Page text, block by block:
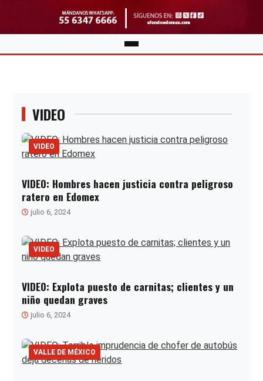
VIDEO
VIDEO
VIDEO: Hombres hacen justicia contra peligroso
ratero en Edomex
julio 6, 2024
VIDEO
VIDEO: Explota puesto de carnitas; clientes y un
niño quedan graves
julio 6, 2024
VALLE DE MÉXICO